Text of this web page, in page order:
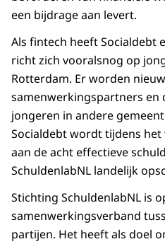
een bijdrage aan levert.
Als fintech heeftSocialdebt
richt zich vooralsnog op
Rotterdam. Er worden
samenwerkingspartners
jongeren in andere
Socialdebt wordt tijdens
aan de acht effectieve
SchuldenlabNL landelijk
Stichting SchuldenlabNL is
samenwerkingsverband
partijen. Het heeft als doel